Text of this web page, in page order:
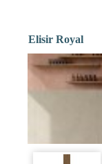
Elisir Royal